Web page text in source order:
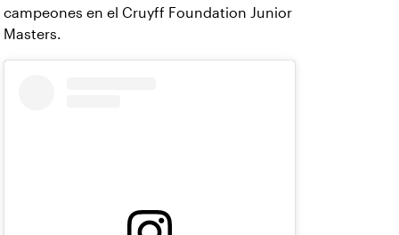
campeones en el Cruyff Foundation Junior
Masters.